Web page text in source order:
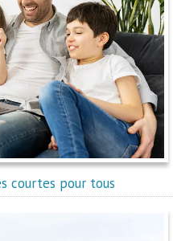
courtes pour tous